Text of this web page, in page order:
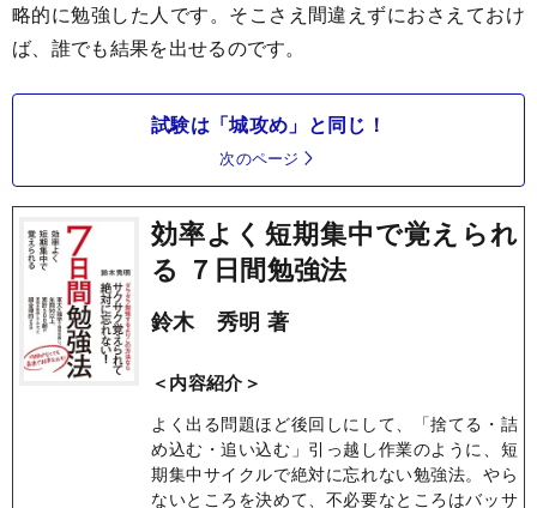
略的に勉強した人です。そこさえ間違えずにおさえておけ
ば、誰でも結果を出せるのです。
試験は「城攻め」と同じ！
次のページ
効率よく短期集中で覚えられ
る ７日間勉強法
鈴木 秀明 著
＜内容紹介＞
よく出る問題ほど後回しにして、「捨てる・詰
め込む・追い込む」引っ越し作業のように、短
期集中サイクルで絶対に忘れない勉強法。やら
ないところを決めて、不必要なところはバッサ